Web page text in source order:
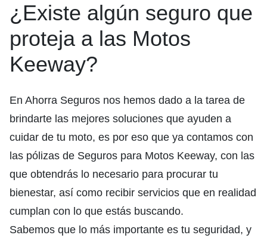
¿Existe algún seguro que
proteja a las Motos
Keeway?
En Ahorra Seguros nos hemos dado a la tarea de
brindarte las mejores soluciones que ayuden a
cuidar de tu moto, es por eso que ya contamos con
las pólizas de Seguros para Motos Keeway, con las
que obtendrás lo necesario para procurar tu
bienestar, así como recibir servicios que en realidad
cumplan con lo que estás buscando.
Sabemos que lo más importante es tu seguridad, y